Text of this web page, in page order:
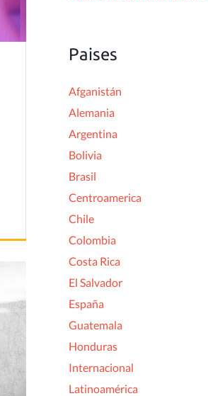
Paises
Afganistán
Alemania
Argentina
Bolivia
Brasil
Centroamerica
Chile
Colombia
Costa Rica
El Salvador
España
Guatemala
Honduras
Internacional
Latinoamérica